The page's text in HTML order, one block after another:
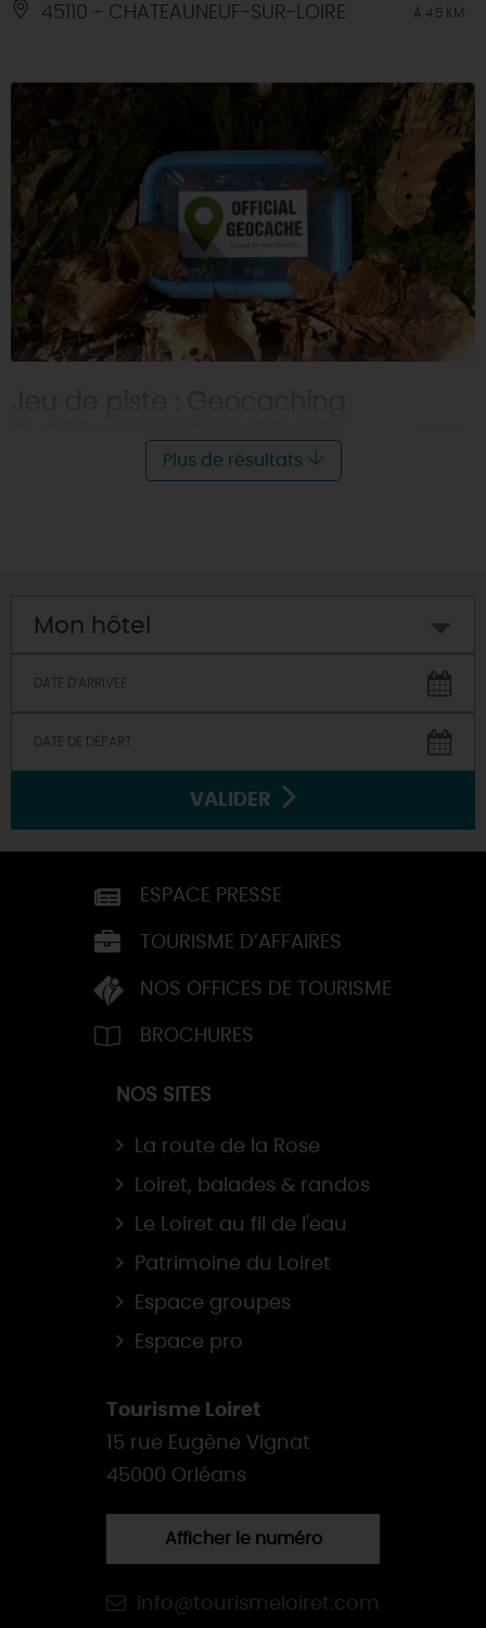
45110 - CHATEAUNEUF-SUR-LOIRE À 4.5 KM
Plus de résultats
Mon hôtel
VALIDER
ESPACE PRESSE
TOURISME D’AFFAIRES
NOS OFFICES DE TOURISME
BROCHURES
NOS SITES
La route de la Rose
Loiret, balades & randos
Le Loiret au fil de l'eau
Patrimoine du Loiret
Espace groupes
Espace pro
Tourisme Loiret
15 rue Eugène Vignat
45000 Orléans
Afficher le numéro
info@tourismeloiret.com